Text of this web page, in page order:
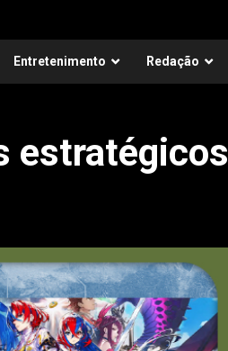
Entretenimento Redação
estratégicos